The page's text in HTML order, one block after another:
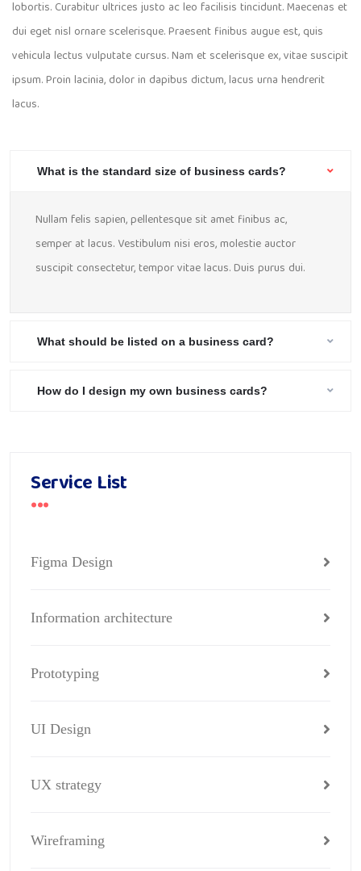
lobortis. Curabitur ultrices justo ac leo facilisis tincidunt. Maecenas et
dui eget nisl ornare scelerisque. Praesent finibus augue est, quis
vehicula lectus vulputate cursus. Nam et scelerisque ex, vitae suscipit
ipsum. Proin lacinia, dolor in dapibus dictum, lacus urna hendrerit
lacus.
What is the standard size of business cards?
Nullam felis sapien, pellentesque sit amet finibus ac,
semper at lacus. Vestibulum nisi eros, molestie auctor
suscipit consectetur, tempor vitae lacus. Duis purus dui.
What should be listed on a business card?
How do I design my own business cards?
Service List
Figma Design
Information architecture
Prototyping
UI Design
UX strategy
Wireframing